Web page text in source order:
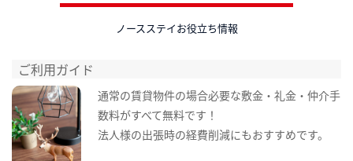
ノースステイお役立ち情報
ご利用ガイド
通常の賃貸物件の場合必要な敷金・礼金・仲介手
数料がすべて無料です！
法人様の出張時の経費削減にもおすすめです。